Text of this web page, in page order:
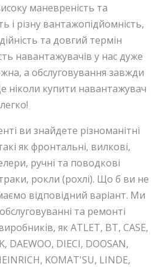
маневреність та
і різну вантажопідйомність,
та довгий термін
навантажувачів у нас дуже
а обслуговування завжди
ніколи купити навантажувач
ви знайдете різноманітні
як фронтальні, вилкові,
ручні та поводкові
рокли (рохлі). Що б ви не
відповідний варіант. Ми
та ремонті
як ATLET, BT, CASE,
DAEWOO, DIECI, DOOSAN,
KOMAT'SU, LINDE,